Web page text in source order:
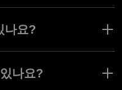
격에 대한 Up 또는 Down 트
수익을 극대화할 수 있습니
합니다. 당사는 유용한 정보
공하며, 친절한 지원팀이
할 수 있는 모든 문제에 도움
나요?
나요?